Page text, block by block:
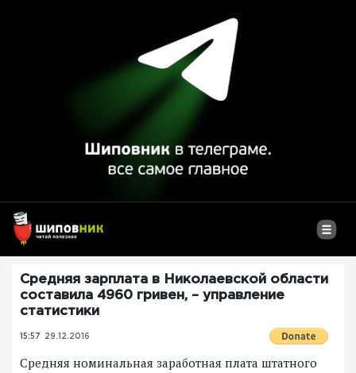
Средняя зарплата в Николаевской области
составила 4960 гривен, – управление
статистики
15:57 29.12.2016
Средняя номинальная заработная плата штатного